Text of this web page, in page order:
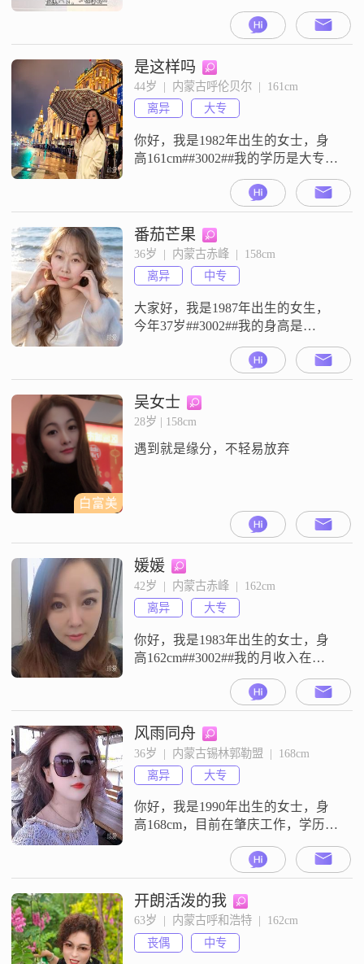
身高是163cm，学历是大专，目前的
月收入在3001到5000元这个区间
##3002##关于我的性格，大家都说
我是比较温柔体贴的那种人，平时
也很善解人意##3002##我平时性格
开朗爱笑，平时状态比较独立自
信，对待生活也保持乐观积极的态
度##300
是这样吗
44岁  |  内蒙古呼伦贝尔  |  161cm
离异
大专
你好，我是1982年出生的女士，身
高161cm##3002##我的学历是大专，
现在在呼伦贝尔工作，月收入在
8001到12000元之间##3002##我的性
格比较温柔体贴，平时也比较开朗
爱笑##3002##生活中我是一个独立
自信的人，随和易相处##3002##我
比较享受当下，同时也热爱生活
##3002##在个人发展上，我
番茄芒果
36岁  |  内蒙古赤峰  |  158cm
离异
中专
大家好，我是1987年出生的女生，
今年37岁##3002##我的身高是
158cm##3002##我的月收入在3001到
5000元这个范围##3002##我现在在
赤峰工作##3002##我的学历是中专
##3002##我是一个独立自信的人，
平时也会展现出温柔体贴的一面
我在赤峰工
白富美
吴女士
28岁 | 158cm
遇到就是缘分，不轻易放弃
媛媛
42岁  |  内蒙古赤峰  |  162cm
离异
大专
你好，我是1983年出生的女士，身
高162cm##3002##我的月收入在
50000元以上，现在在赤峰工作
##3002##我的学历是大专##3002##
我是一个独立自信的人，平时性格
乐观积极，也富有同理心##3002##
我热爱生活，追求简单幸福
##3002##平时空闲的时候，我比较
喜欢电影追剧，也喜欢美食烹饪
##300
风雨同舟
36岁  |  内蒙古锡林郭勒盟  |  168cm
离异
大专
你好，我是1990年出生的女士，身
高168cm，目前在肇庆工作，学历是
大专，月收入在5001到8000元之间
##3002##我的性格比较直接，平时
是开朗爱笑的类型，也比较独立自
信，对待生活一直是乐观积极的态
度##3002##我觉得自己是一个真诚
可靠的人，情绪比较稳定，在相处
中能够做到信任和包容对方
开朗活泼的我
63岁  |  内蒙古呼和浩特  |  162cm
丧偶
中专